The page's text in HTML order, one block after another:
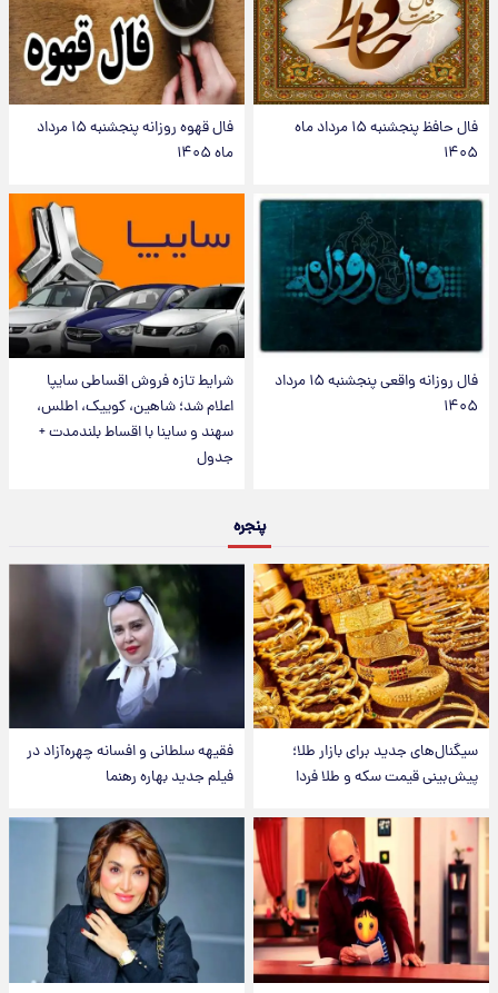
فال حافظ پنجشنبه ۱۵ مرداد ماه
۱۴۰۵
فال قهوه روزانه پنجشنبه ۱۵ مرداد
ماه ۱۴۰۵
فال روزانه واقعی پنجشنبه ۱۵ مرداد
۱۴۰۵
شرایط تازه فروش اقساطی سایپا
اعلام شد؛ شاهین، کوییک، اطلس،
سهند و ساینا با اقساط بلندمدت +
جدول
پنجره
سیگنال‌های جدید برای بازار طلا؛
پیش‌بینی قیمت سکه و طلا فردا
فقیهه سلطانی و افسانه چهره‌آزاد در
فیلم جدید بهاره رهنما